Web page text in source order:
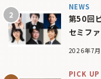
NEWS
第50回
セミフ
2026年7
PICK UP